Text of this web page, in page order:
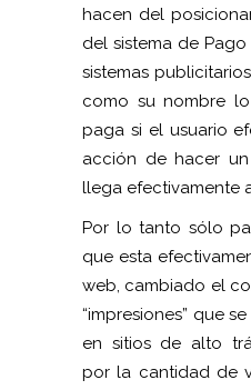
hacen del
del sistema de
sistemas
como su nombre
paga si el usuario
acción de hacer
llega efectivamente
Por lo tanto sólo
que esta
web, cambiado el
“impresiones” que
en sitios de alto
por la cantidad de